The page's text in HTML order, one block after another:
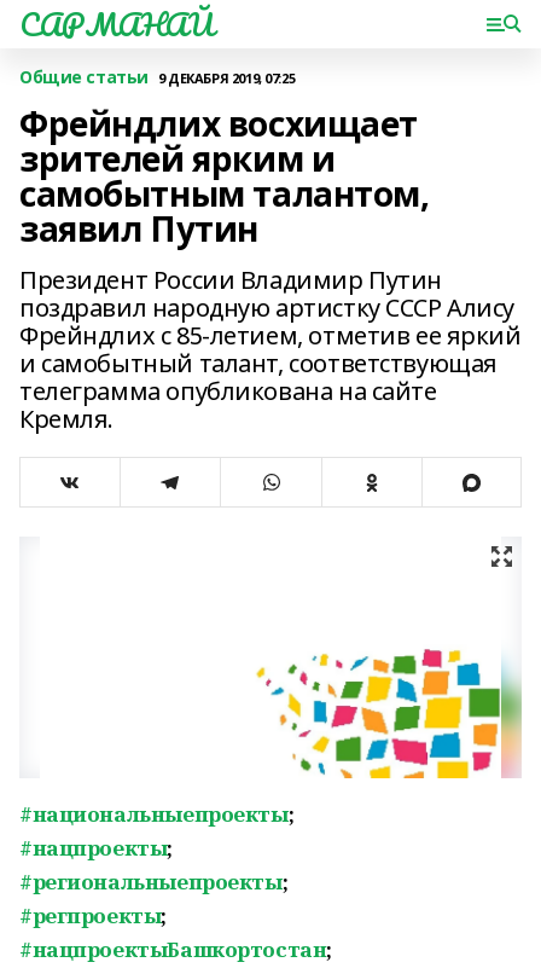
САРМАНАЙ
Общие статьи 9 ДЕКАБРЯ 2019, 07:25
Фрейндлих восхищает
зрителей ярким и
самобытным талантом,
заявил Путин
Президент России Владимир Путин
поздравил народную артистку СССР Алису
Фрейндлих с 85-летием, отметив ее яркий
и самобытный талант, соответствующая
телеграмма опубликована на сайте
Кремля.
#национальныепроекты;
#нацпроекты;
#региональныепроекты;
#регпроекты;
#нацпроектыБашкортостан;